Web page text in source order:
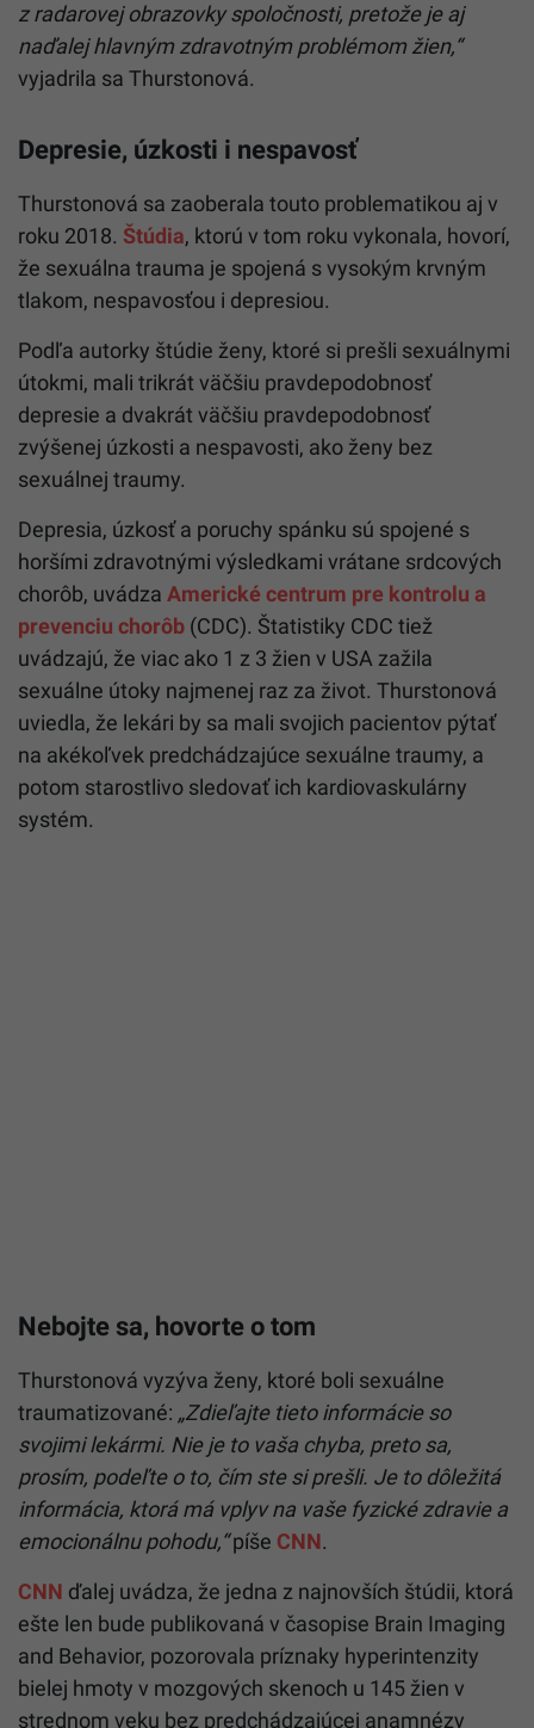
z radarovej obrazovky spoločnosti, pretože je aj
naďalej hlavným zdravotným problémom žien,“
vyjadrila sa Thurstonová.
Depresie, úzkosti i nespavosť
Thurstonová sa zaoberala touto problematikou aj v
roku 2018. Štúdia, ktorú v tom roku vykonala, hovorí,
že sexuálna trauma je spojená s vysokým krvným
tlakom, nespavosťou i depresiou.
Podľa autorky štúdie ženy, ktoré si prešli sexuálnymi
útokmi, mali trikrát väčšiu pravdepodobnosť
depresie a dvakrát väčšiu pravdepodobnosť
zvýšenej úzkosti a nespavosti, ako ženy bez
sexuálnej traumy.
Depresia, úzkosť a poruchy spánku sú spojené s
horšími zdravotnými výsledkami vrátane srdcových
chorôb, uvádza Americké centrum pre kontrolu a
prevenciu chorôb (CDC). Štatistiky CDC tiež
uvádzajú, že viac ako 1 z 3 žien v USA zažila
sexuálne útoky najmenej raz za život. Thurstonová
uviedla, že lekári by sa mali svojich pacientov pýtať
na akékoľvek predchádzajúce sexuálne traumy, a
potom starostlivo sledovať ich kardiovaskulárny
systém.
Nebojte sa, hovorte o tom
Thurstonová vyzýva ženy, ktoré boli sexuálne
traumatizované: „Zdieľajte tieto informácie so
svojimi lekármi. Nie je to vaša chyba, preto sa,
prosím, podeľte o to, čím ste si prešli. Je to dôležitá
informácia, ktorá má vplyv na vaše fyzické zdravie a
emocionálnu pohodu,“píše CNN.
CNN ďalej uvádza, že jedna z najnovších štúdii, ktorá
ešte len bude publikovaná v časopise Brain Imaging
and Behavior, pozorovala príznaky hyperintenzity
bielej hmoty v mozgových skenoch u 145 žien v
strednom veku bez predchádzajúcej anamnézy